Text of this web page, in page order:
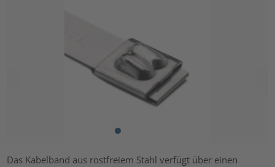
Das Kabelband aus rostfreiem Stahl verfügt über einen